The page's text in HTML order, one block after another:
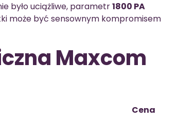
było uciążliwe, parametr1800 PA
może być sensownym kompromisem
Maxcom
Cena